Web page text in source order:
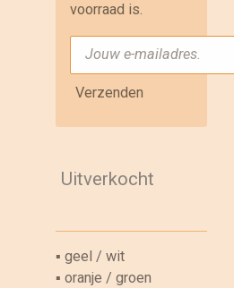
voorraad is.
Verzenden
Uitverkocht
▪︎ geel / wit
▪︎ oranje / groen